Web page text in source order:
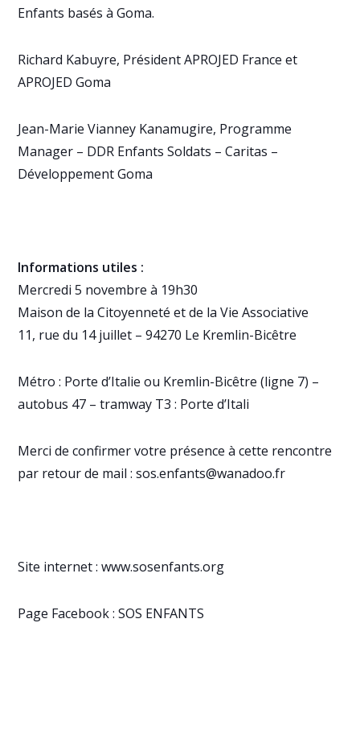
Enfants basés à Goma.
Richard Kabuyre, Président APROJED France et
APROJED Goma
Jean-Marie Vianney Kanamugire, Programme
Manager – DDR Enfants Soldats – Caritas –
Développement Goma
Informations utiles :
Mercredi 5 novembre à 19h30
Maison de la Citoyenneté et de la Vie Associative
11, rue du 14 juillet – 94270 Le Kremlin-Bicêtre
Métro : Porte d’Italie ou Kremlin-Bicêtre (ligne 7) –
autobus 47 – tramway T3 : Porte d’Itali
Merci de confirmer votre présence à cette rencontre
par retour de mail : sos.enfants@wanadoo.fr
Site internet :www.sosenfants.org
Page Facebook :SOS ENFANTS